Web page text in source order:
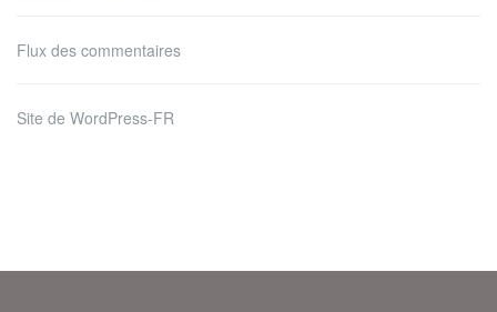
Flux des commentaires
Site de WordPress-FR